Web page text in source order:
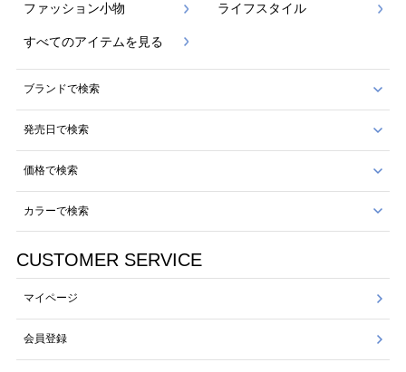
ファッション小物 ライフスタイル
すべてのアイテムを見る
ブランドで検索
発売日で検索
価格で検索
カラーで検索
CUSTOMER SERVICE
マイページ
会員登録